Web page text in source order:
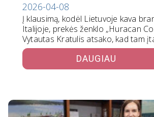
2026-04-08
Į klausimą, kodėl Lietuvoje kava
Italijoje, prekės ženklo „Huracan
Vytautas Kratulis atsako, kad tam
DAUGIAU